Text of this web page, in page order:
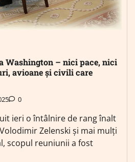
Washington – nici pace, nici
avioane și civili care
0
ieri o întâlnire de rang înalt
Zelenski și mai mulți
scopul reuniunii a fost